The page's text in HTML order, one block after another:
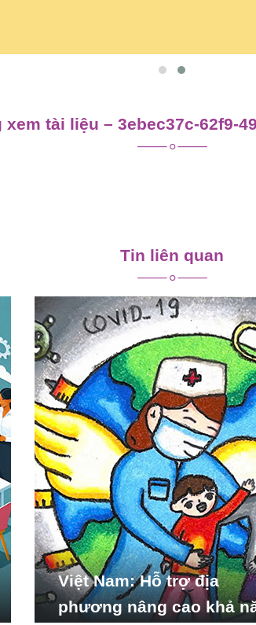
tài liệu – 3ebec37c-62f9-
Tin liên quan
Việt Nam: Hỗ trợ địa
phương nâng cao khả